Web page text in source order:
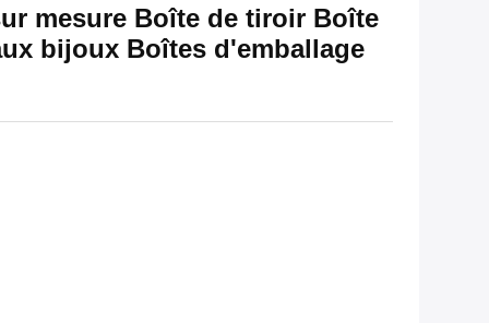
mesure Boîte de tiroir Boîte
bijoux Boîtes d'emballage